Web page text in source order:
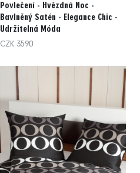
Povlečení - Hvězdná Noc -
Bavlněný Satén - Elegance Chic -
Udržitelná Móda
CZK 3590